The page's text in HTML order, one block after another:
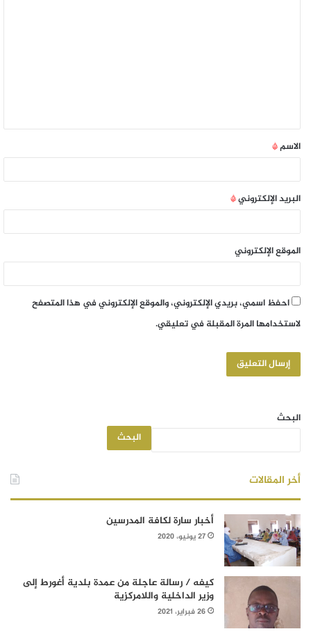
الاسم*
البريد الإلكتروني*
الموقع الإلكتروني
احفظ اسمي، بريدي الإلكتروني، والموقع الإلكتروني في هذا المتصفح
لاستخدامها المرة المقبلة في تعليقي.
البحث
البحث
أخر المقالات
أخبار سارة لكافة المدرسين
27 يونيو، 2020
كيفه / رسالة عاجلة من عمدة بلدية أغورط إلى
وزير الداخلية واللامركزية
26 فبراير، 2021